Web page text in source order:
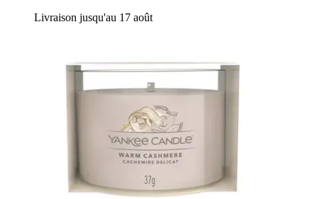
Livraison jusqu'au 17 août